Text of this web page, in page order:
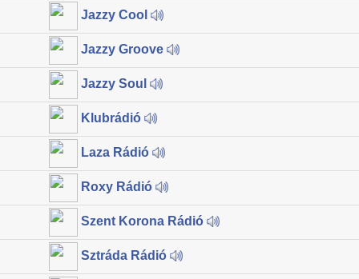
Jazzy Cool
Jazzy Groove
Jazzy Soul
Klubrádió
Laza Rádió
Roxy Rádió
Szent Korona Rádió
Sztráda Rádió